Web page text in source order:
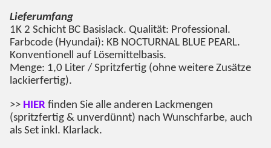
Lieferumfang
1K 2 Schicht BC Basislack. Qualität: Professional.
Farbcode (Hyundai): KB NOCTURNAL BLUE PEARL.
Konventionell auf Lösemittelbasis.
Menge: 1,0 Liter / Spritzfertig (ohne weitere Zusätze
lackierfertig).
>> HIER finden Sie alle anderen Lackmengen
(spritzfertig & unverdünnt) nach Wunschfarbe, auch
als Set inkl. Klarlack.